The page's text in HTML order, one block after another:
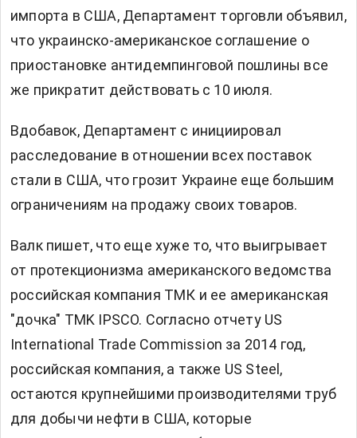
импорта в США, Департамент торговли объявил,
что украинско-американское соглашение о
приостановке антидемпинговой пошлины все
же прикратит действовать с 10 июля.
Вдобавок, Департамент с инициировал
расследование в отношении всех поставок
стали в США, что грозит Украине еще большим
ограничениям на продажу своих товаров.
Валк пишет, что еще хуже то, что выигрывает
от протекционизма американского ведомства
российская компания ТМК и ее американская
"дочка" TMK IPSCO. Согласно отчету US
International Trade Commission за 2014 год,
российская компания, а также US Steel,
остаются крупнейшими производителями труб
для добычи нефти в США, которые